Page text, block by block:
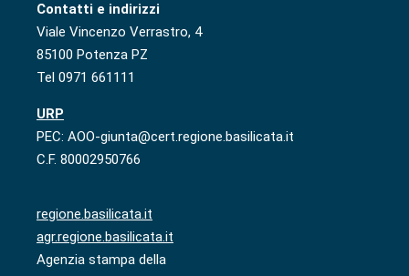
Contatti e indirizzi
Viale Vincenzo Verrastro, 4
85100 Potenza PZ
Tel 0971 661111
URP
PEC: AOO-giunta@cert.regione.basilicata.it
C.F. 80002950766
regione.basilicata.it
agr.regione.basilicata.it
Agenzia stampa della